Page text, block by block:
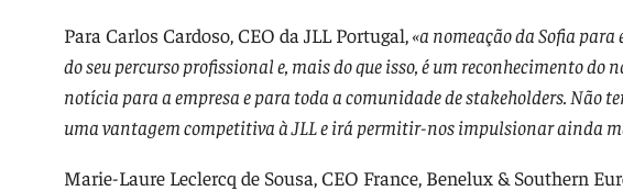
Para Carlos Cardoso, CEO da JLL Portugal, «a nomeação da Sofia
do seu percurso profissional e, mais do que isso, é um reconhecimento do
notícia para a empresa e para toda a comunidade de stakeholders. Não
uma vantagem competitiva à JLL e irá permitir-nos impulsionar ainda
Marie-Laure Leclercq de Sousa, CEO France, Benelux & Southern